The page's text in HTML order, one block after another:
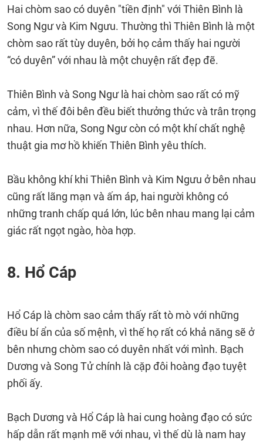
Hai chòm sao có duyên "tiền định" với Thiên Bình là
Song Ngư và Kim Ngưu. Thường thì Thiên Bình là một
chòm sao rất tùy duyên, bởi họ cảm thấy hai người
“có duyên” với nhau là một chuyện rất đẹp đẽ.
Thiên Bình và Song Ngư là hai chòm sao rất có mỹ
cảm, vì thế đôi bên đều biết thưởng thức và trân trọng
nhau. Hơn nữa, Song Ngư còn có một khí chất nghệ
thuật gia mơ hồ khiến Thiên Bình yêu thích.
Bầu không khí khi Thiên Bình và Kim Ngưu ở bên nhau
cũng rất lãng mạn và ấm áp, hai người không có
những tranh chấp quá lớn, lúc bên nhau mang lại cảm
giác rất ngọt ngào, hòa hợp.
8. Hổ Cáp
Hổ Cáp là chòm sao cảm thấy rất tò mò với những
điều bí ẩn của số mệnh, vì thế họ rất có khả năng sẽ ở
bên nhưng chòm sao có duyên nhất với mình. Bạch
Dương và Song Tử chính là cặp đôi hoàng đạo tuyệt
phối ấy.
Bạch Dương và Hổ Cáp là hai cung hoàng đạo có sức
hấp dẫn rất mạnh mẽ với nhau, vì thế dù là nam hay